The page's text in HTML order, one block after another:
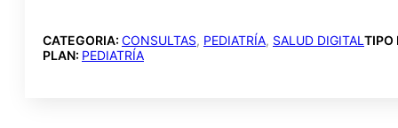
CATEGORIA: CONSULTAS, PEDIATRÍA, SALUD DIGITAL TIPO
PLAN: PEDIATRÍA